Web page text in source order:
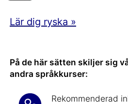
Lär dig ryska »
På de här sätten skiljer sig
andra språkkurser:
Rekommenderad